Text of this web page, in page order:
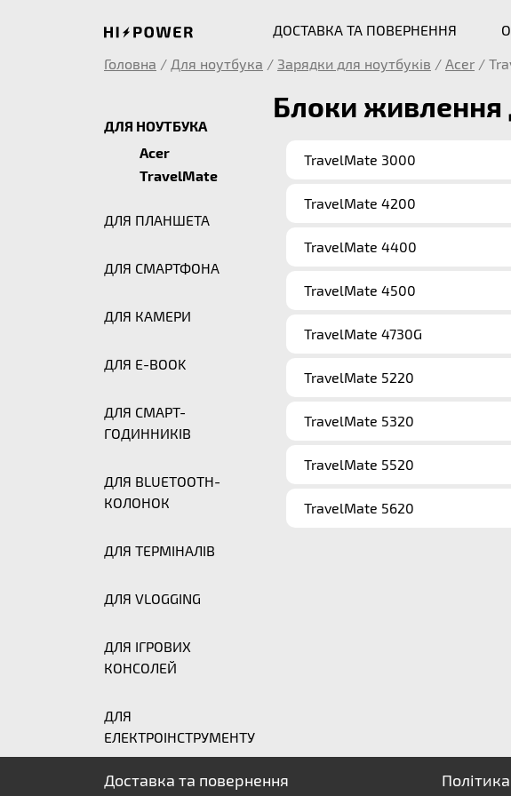
ДОСТАВКА ТА ПОВЕРНЕННЯ
Головна / Для ноутбука / Зарядки для ноутбуків / Acer /
ДЛЯ НОУТБУКА
Acer
TravelMate
ДЛЯ ПЛАНШЕТА
ДЛЯ СМАРТФОНА
ДЛЯ КАМЕРИ
ДЛЯ E-BOOK
ДЛЯ СМАРТ-
ГОДИННИКІВ
ДЛЯ BLUETOOTH-
КОЛОНОК
ДЛЯ ТЕРМІНАЛІВ
ДЛЯ VLOGGING
ДЛЯ ІГРОВИХ
КОНСОЛЕЙ
ДЛЯ
ЕЛЕКТРОІНСТРУМЕНТУ
Блоки живлення
TravelMate 3000
TravelMate 4200
TravelMate 4400
TravelMate 4500
TravelMate 4730G
TravelMate 5220
TravelMate 5320
TravelMate 5520
TravelMate 5620
Доставка та повернення